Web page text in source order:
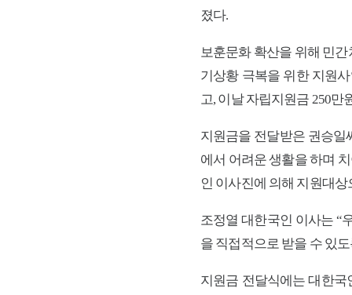
졌다.
보훈문화 확산을 위해 민
기상황 극복을 위한 지원
고, 이날 자립지원금 250만
지원금을 전달받은 권승일
에서 어려운 생활을 하며
인 이사진에 의해 지원대상
조정열 대한국인 이사는 “
을 직접적으로 받을 수 있
지원금 전달식에는 대한국